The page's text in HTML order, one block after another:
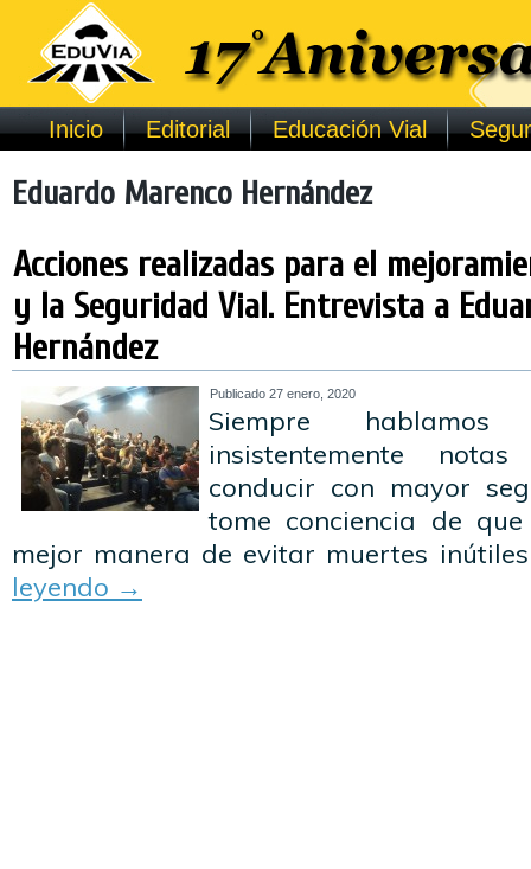
Inicio Editorial Educación Vial
Eduardo Marenco Hernández
Acciones realizadas para el
y la Seguridad Vial. Entrevista a
Hernández
Publicado 27 enero, 2020
Siempre
insistentemente
conducir con mayor
tome conciencia de
mejor manera de evitar muertes
leyendo →